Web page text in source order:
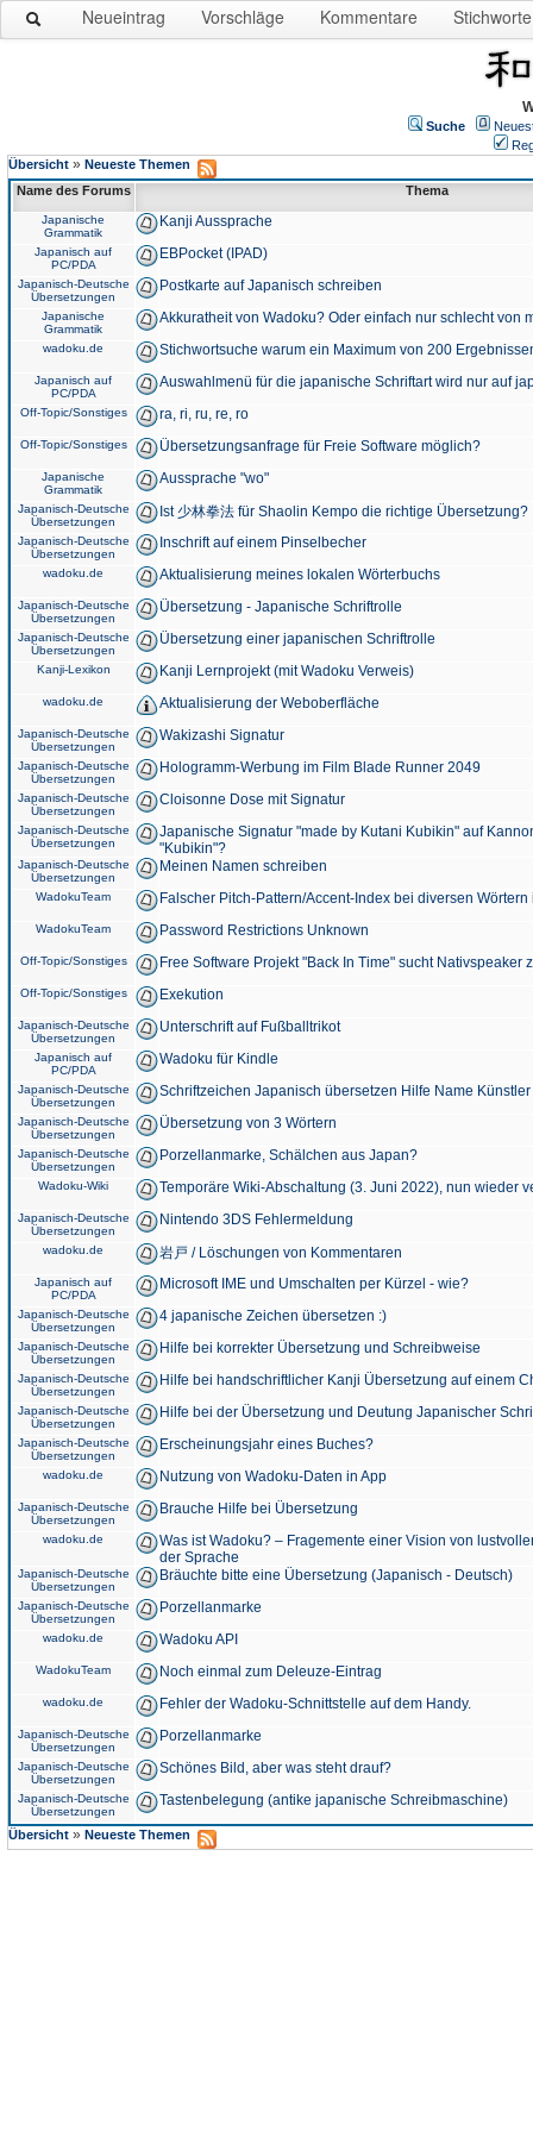
Neueintrag Vorschläge Kommentare Stichworte
Suche
Übersicht » Neueste Themen
Name des Forums
Thema
Japanische
Grammatik
Kanji Aussprache
Japanisch auf
PC/PDA
EBPocket (IPAD)
Japanisch-Deutsche
Übersetzungen
Postkarte auf Japanisch schreiben
Japanische
Grammatik
Akkuratheit von Wadoku? Oder einfach nur schlecht von
wadoku.de Stichwortsuche warum ein Maximum von 200
Japanisch auf
PC/PDA
Auswahlmenü für die japanische Schriftart wird nur auf
Off-Topic/Sonstiges ra, ri, ru, re, ro
Off-Topic/Sonstiges Übersetzungsanfrage für Freie Software möglich?
Japanische
Grammatik
Aussprache "wo"
Japanisch-Deutsche
Übersetzungen
Ist 少林拳法 für Shaolin Kempo die richtige Übersetzung?
Japanisch-Deutsche
Übersetzungen
Inschrift auf einem Pinselbecher
wadoku.de Aktualisierung meines lokalen Wörterbuchs
Japanisch-Deutsche
Übersetzungen
Übersetzung - Japanische Schriftrolle
Japanisch-Deutsche
Übersetzungen
Übersetzung einer japanischen Schriftrolle
Kanji-Lexikon Kanji Lernprojekt (mit Wadoku Verweis)
wadoku.de Aktualisierung der Weboberfläche
Japanisch-Deutsche
Übersetzungen
Wakizashi Signatur
Japanisch-Deutsche
Übersetzungen
Hologramm-Werbung im Film Blade Runner 2049
Japanisch-Deutsche
Übersetzungen
Cloisonne Dose mit Signatur
Japanisch-Deutsche
Übersetzungen
Japanische Signatur "made by Kutani Kubikin" auf
"Kubikin"?
Japanisch-Deutsche
Übersetzungen
Meinen Namen schreiben
WadokuTeam Falscher Pitch-Pattern/Accent-Index bei diversen
WadokuTeam Password Restrictions Unknown
Off-Topic/Sonstiges Free Software Projekt "Back In Time" sucht Nativspeaker
Off-Topic/Sonstiges Exekution
Japanisch-Deutsche
Übersetzungen
Unterschrift auf Fußballtrikot
Japanisch auf
PC/PDA
Wadoku für Kindle
Japanisch-Deutsche
Übersetzungen
Schriftzeichen Japanisch übersetzen Hilfe Name
Japanisch-Deutsche
Übersetzungen
Übersetzung von 3 Wörtern
Japanisch-Deutsche
Übersetzungen
Porzellanmarke, Schälchen aus Japan?
Wadoku-Wiki Temporäre Wiki-Abschaltung (3. Juni 2022), nun wieder
Japanisch-Deutsche
Übersetzungen
Nintendo 3DS Fehlermeldung
wadoku.de 岩戸 / Löschungen von Kommentaren
Japanisch auf
PC/PDA
Microsoft IME und Umschalten per Kürzel - wie?
Japanisch-Deutsche
Übersetzungen
4 japanische Zeichen übersetzen :)
Japanisch-Deutsche
Übersetzungen
Hilfe bei korrekter Übersetzung und Schreibweise
Japanisch-Deutsche
Übersetzungen
Hilfe bei handschriftlicher Kanji Übersetzung auf einem
Japanisch-Deutsche
Übersetzungen
Hilfe bei der Übersetzung und Deutung Japanischer
Japanisch-Deutsche
Übersetzungen
Erscheinungsjahr eines Buches?
wadoku.de Nutzung von Wadoku-Daten in App
Japanisch-Deutsche
Übersetzungen
Brauche Hilfe bei Übersetzung
wadoku.de
Was ist Wadoku? – Fragemente einer Vision von
der Sprache
Japanisch-Deutsche
Übersetzungen
Bräuchte bitte eine Übersetzung (Japanisch - Deutsch)
Japanisch-Deutsche
Übersetzungen
Porzellanmarke
wadoku.de Wadoku API
WadokuTeam Noch einmal zum Deleuze-Eintrag
wadoku.de Fehler der Wadoku-Schnittstelle auf dem Handy.
Japanisch-Deutsche
Übersetzungen
Porzellanmarke
Japanisch-Deutsche
Übersetzungen
Schönes Bild, aber was steht drauf?
Japanisch-Deutsche
Übersetzungen
Tastenbelegung (antike japanische Schreibmaschine)
Übersicht » Neueste Themen